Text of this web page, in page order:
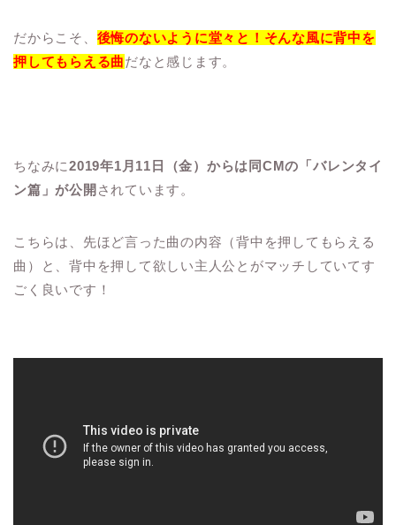
だからこそ、 後悔のないように堂々と！そんな風に背中を
押してもらえる曲だなと感じます。
ちなみに2019年1月11日（金）からは同CMの「バレンタイ
ン篇」が公開 されています。
こちらは、先ほど言った曲の内容（背中を押してもらえる
曲）と、背中を押して欲しい主人公とがマッチしていてす
ごく良いです！